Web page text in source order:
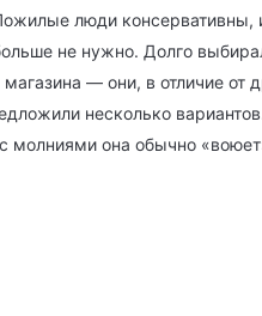
люди консервативны,
не нужно. Долго
— они, в отличие от
несколько
молниями она обычно